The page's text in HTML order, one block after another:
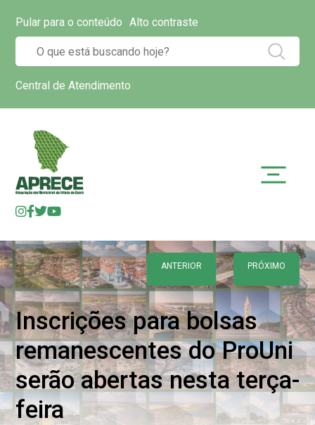
Pular para o conteúdo Alto contraste
Central de Atendimento
ANTERIOR PRÓXIMO
Inscrições para bolsas
remanescentes do ProUni
serão abertas nesta terça-
feira